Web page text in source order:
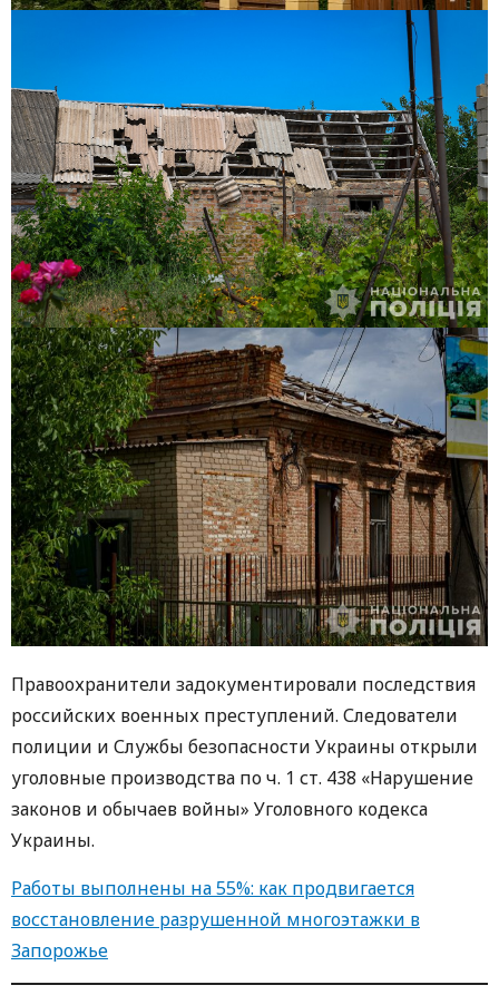
Правоохранители задокументировали последствия
российских военных преступлений. Следователи
полиции и Службы безопасности Украины открыли
уголовные производства по ч. 1 ст. 438 «Нарушение
законов и обычаев войны» Уголовного кодекса
Украины.
Работы выполнены на 55%: как продвигается
восстановление разрушенной многоэтажки в
Запорожье